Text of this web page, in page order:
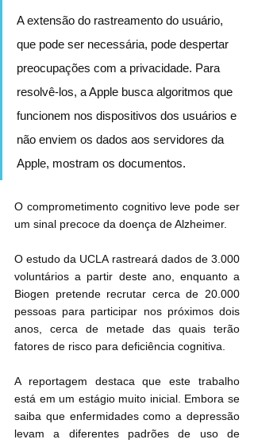
A extensão do rastreamento do usuário,
que pode ser necessária, pode despertar
preocupações com a privacidade. Para
resolvê-los, a Apple busca algoritmos que
funcionem nos dispositivos dos usuários e
não enviem os dados aos servidores da
Apple, mostram os documentos.
O comprometimento cognitivo leve pode ser
um sinal precoce da doença de Alzheimer.
O estudo da UCLA rastreará dados de 3.000
voluntários a partir deste ano, enquanto a
Biogen pretende recrutar cerca de 20.000
pessoas para participar nos próximos dois
anos, cerca de metade das quais terão
fatores de risco para deficiência cognitiva.
A reportagem destaca que este trabalho
está em um estágio muito inicial. Embora se
saiba que enfermidades como a depressão
levam a diferentes padrões de uso de